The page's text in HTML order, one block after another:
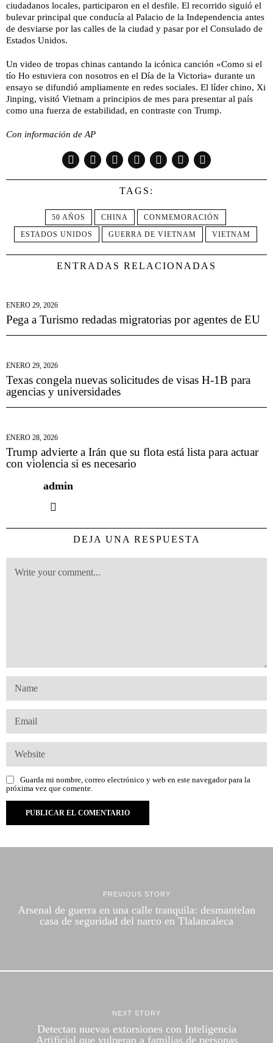
ciudadanos locales, participaron en el desfile. El recorrido siguió el
bulevar principal que conducía al Palacio de la Independencia antes
de desviarse por las calles de la ciudad y pasar por el Consulado de
Estados Unidos.
Un video de tropas chinas cantando la icónica canción «Como si el
tío Ho estuviera con nosotros en el Día de la Victoria» durante un
ensayo se difundió ampliamente en redes sociales. El líder chino, Xi
Jinping, visitó Vietnam a principios de mes para presentar al país
como una fuerza de estabilidad, en contraste con Trump.
Con información de AP
TAGS:
50 AÑOS CHINA
CONMEMORACIÓN
ESTADOS UNIDOS
GUERRA DE VIETNAM VIETNAM
ENTRADAS RELACIONADAS
ENERO 29, 2026
Pega a Turismo redadas migratorias por agentes de EU
ENERO 29, 2026
Texas congela nuevas solicitudes de visas H-1B para
agencias y universidades
ENERO 28, 2026
Trump advierte a Irán que su flota está lista para actuar
con violencia si es necesario
admin
DEJA UNA RESPUESTA
Guarda mi nombre, correo electrónico y web en este navegador para la
próxima vez que comente.
PREVIOUS STORY
Arsenal de guerra en una calle tranquila: desmantelan
casa de seguridad del narco en Tlalancaleca
NEXT STORY
Detectan nuevas extorsiones con Inteligencia
Artificial que vulneran a familias de personas